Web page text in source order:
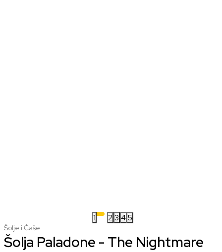
1 2 3 4 5
Šolje i Čaše
Šolja Paladone - The Nightmare